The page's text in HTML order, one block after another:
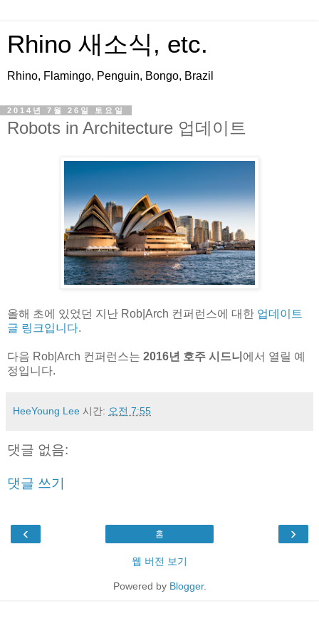
Rhino 새소식, etc.
Rhino, Flamingo, Penguin, Bongo, Brazil
2014년 7월 26일 토요일
Robots in Architecture 업데이트
올해 초에 있었던 지난 Rob|Arch 컨퍼런스에 대한 업데이트
글 링크입니다.
다음 Rob|Arch 컨퍼런스는 2016년 호주 시드니 에서 열릴 예
정입니다.
HeeYoung Lee 시간: 오전 7:55
댓글 없음:
댓글 쓰기
‹ ›
홈
웹 버전 보기
Powered by Blogger.